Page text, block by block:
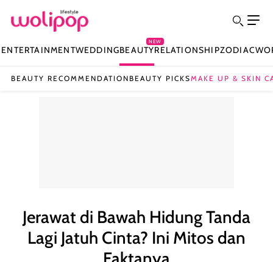
ENTERTAINMENTWEDDINGBEAUTY
NEW
RELATIONSHIPZODIAC
BEAUTY RECOMMENDATION BEAUTY PICKSMAKE UP & SKIN
Jerawat di Bawah Hidung Tanda
Lagi Jatuh Cinta? Ini Mitos dan